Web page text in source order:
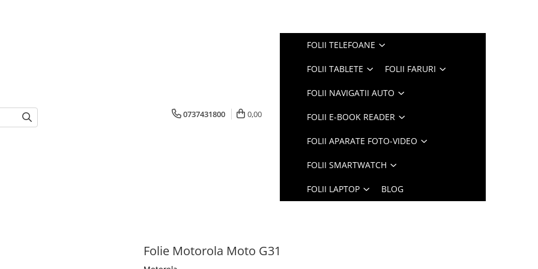
0737431800 0,00
FOLII TELEFOANE
FOLII TABLETE FOLII FARURI
FOLII NAVIGATII AUTO
FOLII E-BOOK READER
FOLII APARATE FOTO-VIDEO
FOLII SMARTWATCH
FOLII LAPTOP BLOG
Folie Motorola Moto G31